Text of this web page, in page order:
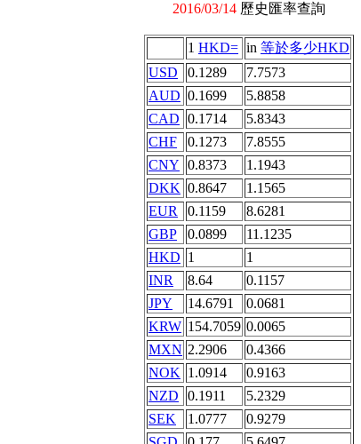
2016/03/14 歷史匯率查詢
1 HKD= in 等於多少HKD
USD
0.1289
7.7573
AUD 0.1699
5.8858
CAD 0.1714
5.8343
CHF
0.1273
7.8555
CNY 0.8373
1.1943
DKK 0.8647
1.1565
EUR
0.1159
8.6281
GBP
0.0899
11.1235
HKD 1
1
INR
8.64
0.1157
JPY
14.6791
0.0681
KRW 154.7059 0.0065
MXN 2.2906
0.4366
NOK 1.0914
0.9163
NZD
0.1911
5.2329
SEK
1.0777
0.9279